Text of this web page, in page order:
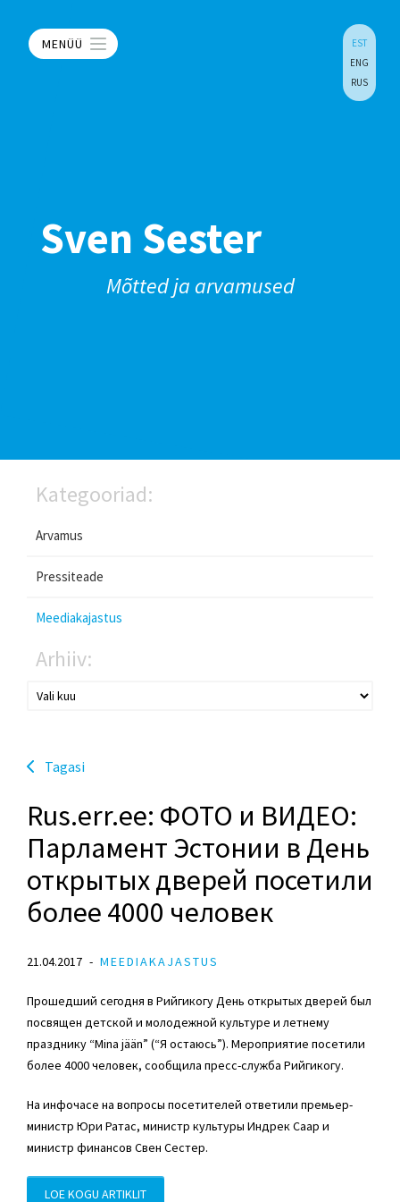
MENÜÜ
EST
ENG
RUS
Sven Sester
Mõtted ja arvamused
Kategooriad:
Arvamus
Pressiteade
Meediakajastus
Arhiiv:
Tagasi
Rus.err.ee: ФОТО и ВИДЕО:
Парламент Эстонии в День
открытых дверей посетили
более 4000 человек
21.04.2017 MEEDIAKAJASTUS
Прошедший сегодня в Рийгикогу День открытых дверей был
посвящен детской и молодежной культуре и летнему
празднику “Mina jään” (“Я остаюсь”). Мероприятие посетили
более 4000 человек, сообщила пресс-служба Рийгикогу.
На инфочасе на вопросы посетителей ответили премьер-
министр Юри Ратас, министр культуры Индрек Саар и
министр финансов Свен Сестер.
LOE KOGU ARTIKLIT